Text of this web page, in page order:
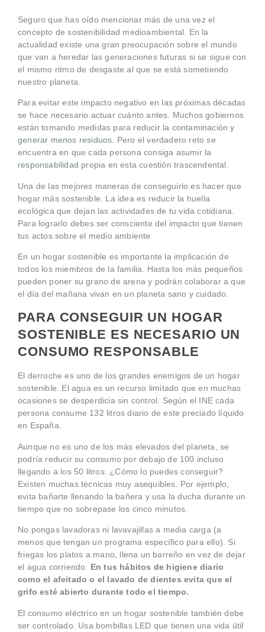
Seguro que has oído mencionar más de una vez el
concepto de sostenibilidad medioambiental. En la
actualidad existe una gran preocupación sobre el mundo
que van a heredar las generaciones futuras si se sigue con
el mismo ritmo de desgaste al que se está sometiendo
nuestro planeta.
Para evitar este impacto negativo en las próximas décadas
se hace necesario actuar cuánto antes. Muchos gobiernos
están tomando medidas para reducir la contaminación y
generar menos residuos. Pero el verdadero reto se
encuentra en que cada persona consiga asumir la
responsabilidad propia en esta cuestión trascendental.
Una de las mejores maneras de conseguirlo es hacer que
hogar más sostenible. La idea es reducir la huella
ecológica que dejan las actividades de tu vida cotidiana.
Para lograrlo debes ser consciente del impacto que tienen
tus actos sobre el medio ambiente.
En un hogar sostenible es importante la implicación de
todos los miembros de la familia. Hasta los más pequeños
pueden poner su grano de arena y podrán colaborar a que
el día del mañana vivan en un planeta sano y cuidado.
PARA CONSEGUIR UN HOGAR
SOSTENIBLE ES NECESARIO UN
CONSUMO RESPONSABLE
El derroche es uno de los grandes enemigos de un hogar
sostenible. El agua es un recurso limitado que en muchas
ocasiones se desperdicia sin control. Según el INE cada
persona consume 132 litros diario de este preciado líquido
en España.
Aunque no es uno de los más elevados del planeta, se
podría reducir su consumo por debajo de 100 incluso
llegando a los 50 litros. ¿Cómo lo puedes conseguir?
Existen muchas técnicas muy asequibles. Por ejemplo,
evita bañarte llenando la bañera y usa la ducha durante un
tiempo que no sobrepase los cinco minutos.
No pongas lavadoras ni lavavajillas a media carga (a
menos que tengan un programa específico para ello). Si
friegas los platos a mano, llena un barreño en vez de dejar
el agua corriendo. En tus hábitos de higiene diario
como el afeitado o el lavado de dientes evita que el
grifo esté abierto durante todo el tiempo.
El consumo eléctrico en un hogar sostenible también debe
ser controlado. Usa bombillas LED que tienen una vida útil